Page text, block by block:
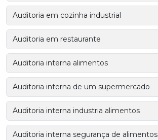
Auditoria em cozinha industrial
Auditoria em restaurante
Auditoria interna alimentos
Auditoria interna de um supermercado
Auditoria interna industria alimentos
Auditoria interna segurança de alimentos